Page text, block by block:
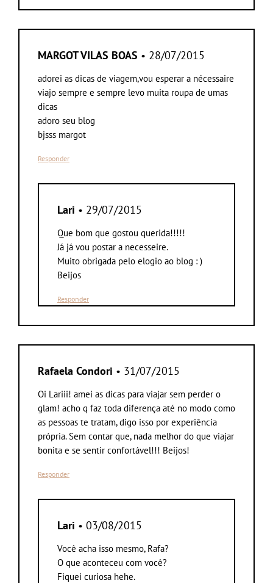
MARGOT VILAS BOAS • 28/07/2015
adorei as dicas de viagem,vou esperar a nécessaire
viajo sempre e sempre levo muita roupa de umas
dicas
adoro seu blog
bjsss margot
Responder
Lari • 29/07/2015
Que bom que gostou querida!!!!!
Já já vou postar a necesseire.
Muito obrigada pelo elogio ao blog : )
Beijos
Responder
Rafaela Condori • 31/07/2015
Oi Lariii! amei as dicas para viajar sem perder o
glam! acho q faz toda diferença até no modo como
as pessoas te tratam, digo isso por experiência
própria. Sem contar que, nada melhor do que viajar
bonita e se sentir confortável!!! Beijos!
Responder
Lari • 03/08/2015
Você acha isso mesmo, Rafa?
O que aconteceu com você?
Fiquei curiosa hehe.